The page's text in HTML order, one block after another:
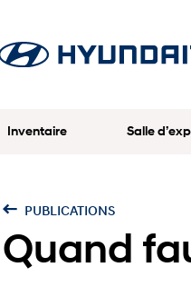
Inventaire Salle
PUBLICATIONS
Quand